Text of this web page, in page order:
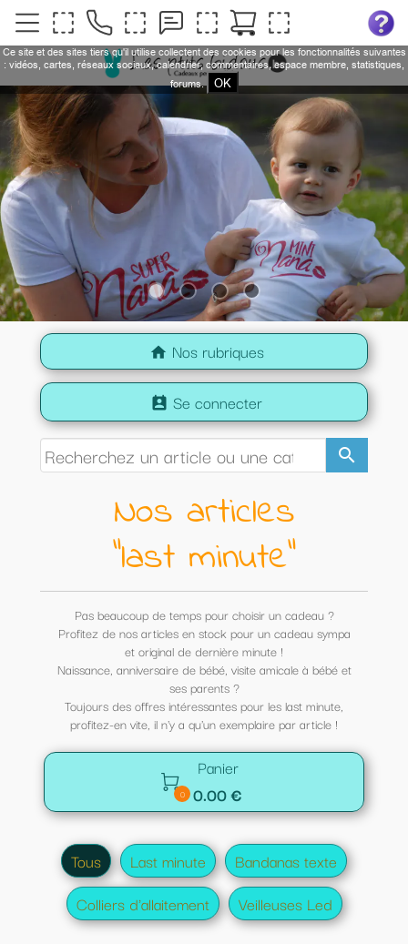
home Nos rubriques
search
perm_contact_calendar Se connecter
Nos articles
"last minute"
Pas beaucoup de temps pour choisir un cadeau ?
Profitez de nos articles en stock pour un cadeau sympa
et original de dernière minute !
Naissance, anniversaire de bébé, visite amicale à bébé et
ses parents ?
Toujours des offres intéressantes pour les last minute,
profitez-en vite, il n'y a qu'un exemplaire par article !

0
Panier
0.00 €
Tous Last minute
Bandanas texte
Colliers d'allaitement
Veilleuses Led
Ce site et des sites tiers qu'il utilise collectent des cookies pour les fonctionnalités suivantes
: vidéos, cartes, réseaux sociaux, calendrier, commentaires, espace membre, statistiques,
forums.
OK